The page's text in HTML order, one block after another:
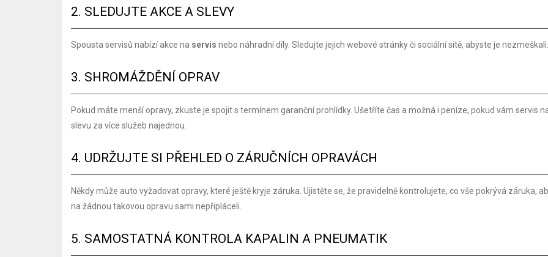
2. SLEDUJTE AKCE A SLEVY
Spousta servisů nabízí akce na servis nebo náhradní díly. Sledujte jejich webové stránky či sociální sítě, abyste je nezmeškali.
3. SHROMÁŽDĚNÍ OPRAV
Pokud máte menší opravy, zkuste je spojit s termínem garanční prohlídky. Ušetříte čas a možná i peníze, pokud vám servis
slevu za více služeb najednou.
4. UDRŽUJTE SI PŘEHLED O ZÁRUČNÍCH OPRAVÁCH
Někdy může auto vyžadovat opravy, které ještě kryje záruka. Ujistěte se, že pravidelně kontrolujete, co vše pokrývá záruka,
na žádnou takovou opravu sami nepřipláceli.
5. SAMOSTATNÁ KONTROLA KAPALIN A PNEUMATIK